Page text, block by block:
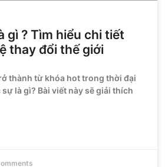
gì ? Tìm hiểu chi tiết
thay đổi thế giới
thành từ khóa hot trong thời đại
là gì? Bài viết này sẽ giải thích